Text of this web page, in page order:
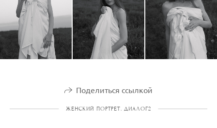
Поделиться ссылкой
ЖЕНСКИЙ ПОРТРЕТ. ДИАЛОГ2